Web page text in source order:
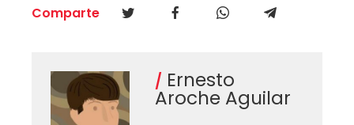
Comparte
Ernesto
Aroche Aguilar